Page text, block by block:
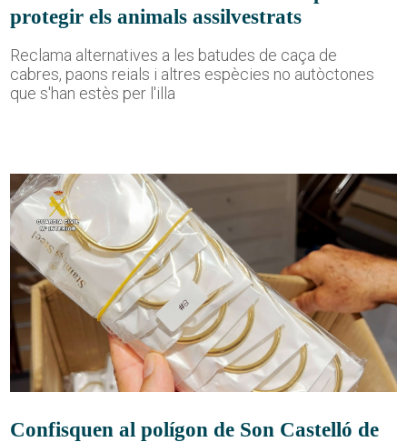
protegir els animals assilvestrats
Reclama alternatives a les batudes de caça de
cabres, paons reials i altres espècies no autòctones
que s'han estès per l'illa
Confisquen al polígon de Son Castelló de